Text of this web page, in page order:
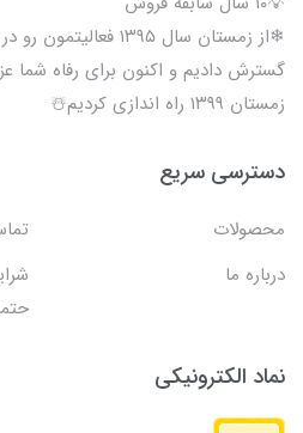
❄از زمستان سال ۱۳۹۵
گسترش دادیم و اکنون برای رفاه شما
زمستان ۱۳۹۹ راه اندازی کردیم☃️
دسترسی سریع
محصولات
درباره ما
نماد الکترونیکی